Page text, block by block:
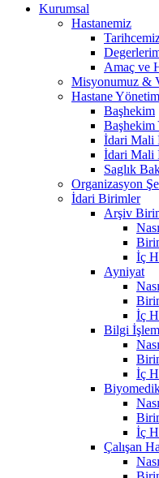
Kurumsal
Hastanemiz
Amaç ve
Misyonumuz &
Hastane
Başhekim
Başhekim
İdari Mali
İdari Mali
Saglık
Organizasyon
İdari Birimler
Arşiv
İç
Ayniyat
İç
Bilgi
İç
İç
Çalışan